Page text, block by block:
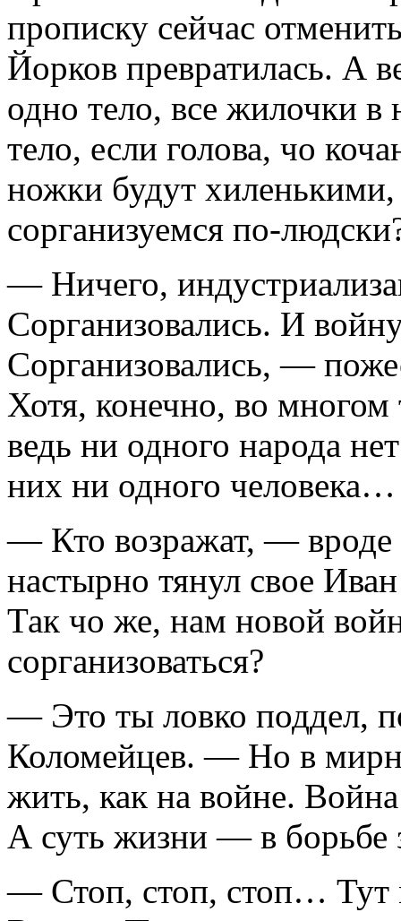
прописку сейчас
Йорков превратилась. А
одно тело, все жилочки
тело, если голова, чо
ножки будут
сорганизуемся по-
— Ничего,
Сорганизовались. И
Сорганизовались, —
Хотя, конечно, во
ведь ни одного народа
них ни одного человека…
— Кто возражат, — вроде
настырно тянул свое
Так чо же, нам новой
сорганизоваться?
— Это ты ловко поддел,
Коломейцев. — Но в
жить, как на войне.
А суть жизни — в
— Стоп, стоп, стоп… Тут